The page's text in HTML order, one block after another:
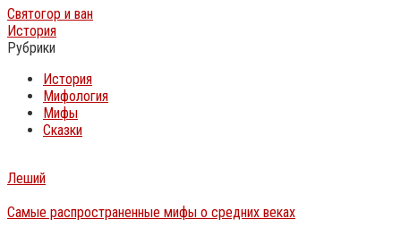
Святогор и ван
История
Рубрики
История
Мифология
Мифы
Сказки
Леший
Самые распространенные мифы о средних веках